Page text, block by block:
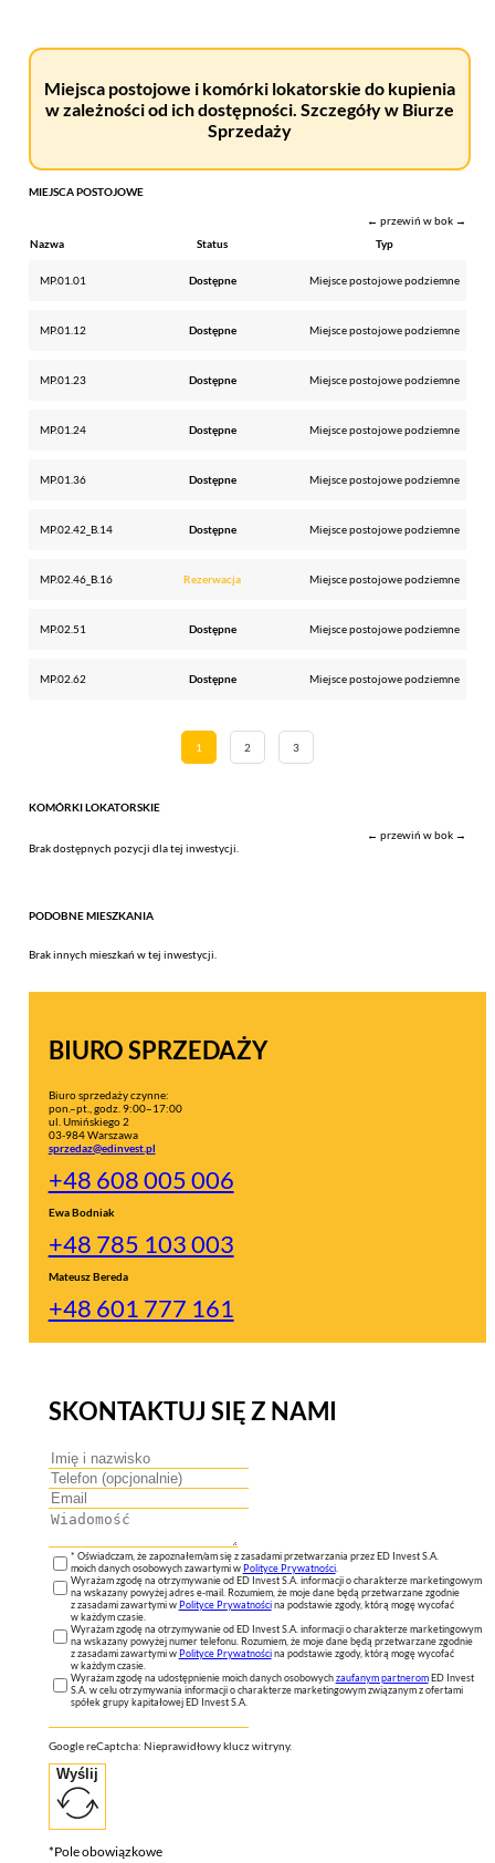
Miejsca postojowe i komórki lokatorskie do kupienia
w zależności od ich dostępności. Szczegóły w Biurze
Sprzedaży
MIEJSCA POSTOJOWE
← przewiń w bok →
Nazwa
Status Typ
MP.01.01 Dostępne Miejsce postojowe podziemne
MP.01.12 Dostępne Miejsce postojowe podziemne
MP.01.23 Dostępne Miejsce postojowe podziemne
MP.01.24 Dostępne Miejsce postojowe podziemne
MP.01.36 Dostępne Miejsce postojowe podziemne
MP.02.42_B.14 Dostępne Miejsce postojowe podziemne
MP.02.46_B.16 Rezerwacja Miejsce postojowe podziemne
MP.02.51 Dostępne Miejsce postojowe podziemne
MP.02.62 Dostępne Miejsce postojowe podziemne
1 2 3
KOMÓRKI LOKATORSKIE
← przewiń w bok →
Brak dostępnych pozycji dla tej inwestycji.
PODOBNE MIESZKANIA
Brak innych mieszkań w tej inwestycji.
BIURO SPRZEDAŻY
Biuro sprzedaży czynne:
pon.–pt., godz. 9:00–17:00
ul. Umińskiego 2
03-984 Warszawa
sprzedaz@edinvest.pl
+48 608 005 006
Ewa Bodniak
+48 785 103 003
Mateusz Bereda
+48 601 777 161
SKONTAKTUJ SIĘ Z NAMI
* Oświadczam, że zapoznałem/am się z zasadami przetwarzania przez ED Invest S.A.
moich danych osobowych zawartymi wPolityce Prywatności.
Wyrażam zgodę na otrzymywanie od ED Invest S.A. informacji o charakterze marketingowym
na wskazany powyżej adres e-mail. Rozumiem, że moje dane będą przetwarzane zgodnie
z zasadami zawartymi wPolityce Prywatnościna podstawie zgody, którą mogę wycofać
w każdym czasie.
Wyrażam zgodę na otrzymywanie od ED Invest S.A. informacji o charakterze marketingowym
na wskazany powyżej numer telefonu. Rozumiem, że moje dane będą przetwarzane zgodnie
z zasadami zawartymi wPolityce Prywatnościna podstawie zgody, którą mogę wycofać
w każdym czasie.
Wyrażam zgodę na udostępnienie moich danych osobowychzaufanym partneromED Invest
S.A. w celu otrzymywania informacji o charakterze marketingowym związanym z ofertami
spółek grupy kapitałowej ED Invest S.A.
Google reCaptcha: Nieprawidłowy klucz witryny.
Wyślij
*Pole obowiązkowe